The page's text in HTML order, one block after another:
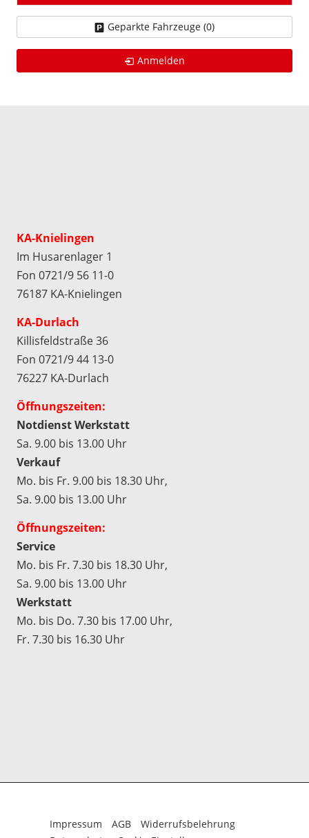
Geparkte Fahrzeuge (0)
Anmelden
KA-Knielingen
Im Husarenlager 1
Fon 0721/9 56 11-0
76187 KA-Knielingen
KA-Durlach
Killisfeldstraße 36
Fon 0721/9 44 13-0
76227 KA-Durlach
Öffnungszeiten:
Notdienst Werkstatt
Sa. 9.00 bis 13.00 Uhr
Verkauf
Mo. bis Fr. 9.00 bis 18.30 Uhr,
Sa. 9.00 bis 13.00 Uhr
Öffnungszeiten:
Service
Mo. bis Fr. 7.30 bis 18.30 Uhr,
Sa. 9.00 bis 13.00 Uhr
Werkstatt
Mo. bis Do. 7.30 bis 17.00 Uhr,
Fr. 7.30 bis 16.30 Uhr
Impressum AGB
Widerrufsbelehrung